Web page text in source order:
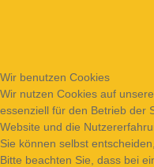
Wir benutzen Cookies
Wir nutzen Cookies auf
essenziell für den Betrieb der
Website und die
Sie können selbst
Bitte beachten Sie, dass bei